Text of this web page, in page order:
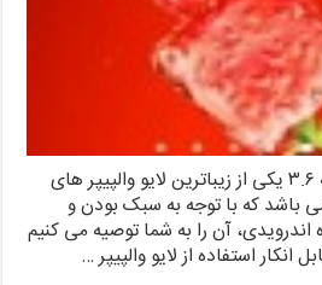
به روز رسانی شده به نسخه ۳.۶ یکی از زیباترین لایو والپیپر های
باشد که با توجه به سبک بودن و
اندرویدی، آن را به شما توصیه می کنیم
انکار استفاده از لایو والپیپر …